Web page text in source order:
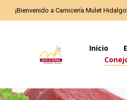
¡Bienvenido a Carnicería Mulet
Inicio